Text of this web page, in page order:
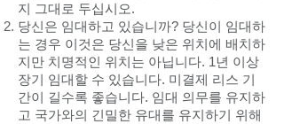
지 그대로 두십시오.
당신은 임대하고 있습니까? 당신이 임대하
는 경우 이것은 당신을 낮은 위치에 배치하
지만 치명적인 위치는 아닙니다. 1년 이상
장기 임대할 수 있습니다. 미결제 리스 기
간이 길수록 좋습니다. 임대 의무를 유지하
고 국가와의 긴밀한 유대를 유지하기 위해